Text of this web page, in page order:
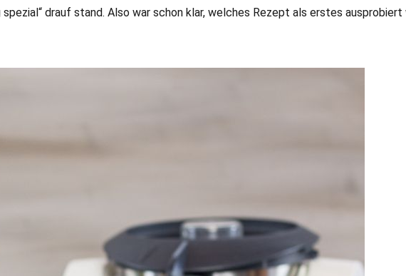
drauf stand. Also war schon klar, welches Rezept als erstes ausprobiert